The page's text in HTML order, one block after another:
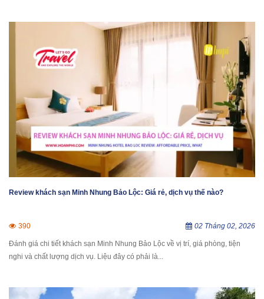
Review khách sạn Minh Nhung Bảo Lộc: Giá rẻ, dịch vụ thế nào?
390 02 Tháng 02, 2026
Đánh giá chi tiết khách sạn Minh Nhung Bảo Lộc về vị trí, giá phòng, tiện
nghi và chất lượng dịch vụ. Liệu đây có phải là...